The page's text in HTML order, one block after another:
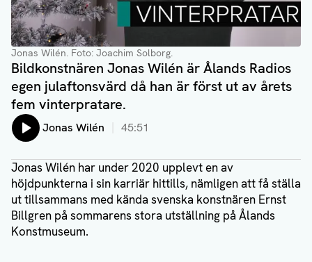
Jonas Wilén. Foto: Joachim Solborg.
Bildkonstnären Jonas Wilén är Ålands Radios
egen julaftonsvärd då han är först ut av årets
fem vinterpratare.
Lyssna på:
Jonas Wilén 45:51
Jonas Wilén har under 2020 upplevt en av
höjdpunkterna i sin karriär hittills, nämligen att få ställa
ut tillsammans med kända svenska konstnären Ernst
Billgren på sommarens stora utställning på Ålands
Konstmuseum.